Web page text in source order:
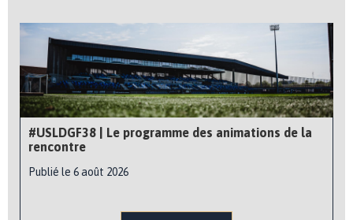
#USLDGF38 | Le programme des animations de la
rencontre
Publié le 6 août 2026